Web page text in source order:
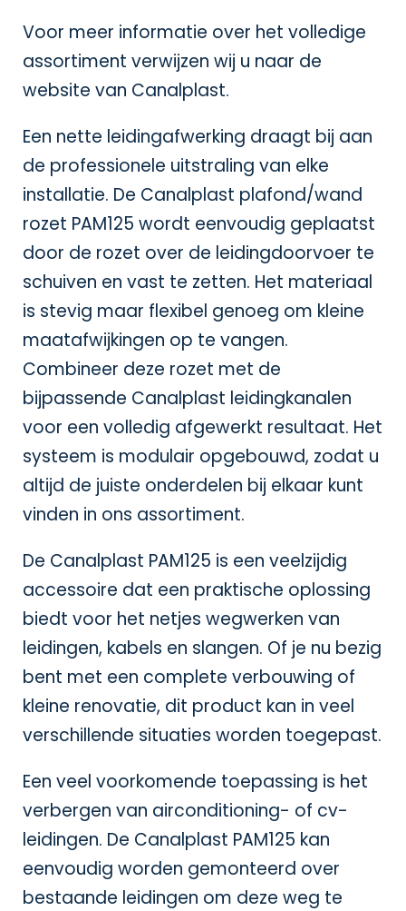
Voor meer informatie over het volledige
assortiment verwijzen wij u naar de
website van Canalplast.
Een nette leidingafwerking draagt bij aan
de professionele uitstraling van elke
installatie. De Canalplast plafond/wand
rozet PAM125 wordt eenvoudig geplaatst
door de rozet over de leidingdoorvoer te
schuiven en vast te zetten. Het materiaal
is stevig maar flexibel genoeg om kleine
maatafwijkingen op te vangen.
Combineer deze rozet met de
bijpassende Canalplast leidingkanalen
voor een volledig afgewerkt resultaat. Het
systeem is modulair opgebouwd, zodat u
altijd de juiste onderdelen bij elkaar kunt
vinden in ons assortiment.
De Canalplast PAM125 is een veelzijdig
accessoire dat een praktische oplossing
biedt voor het netjes wegwerken van
leidingen, kabels en slangen. Of je nu bezig
bent met een complete verbouwing of
kleine renovatie, dit product kan in veel
verschillende situaties worden toegepast.
Een veel voorkomende toepassing is het
verbergen van airconditioning- of cv-
leidingen. De Canalplast PAM125 kan
eenvoudig worden gemonteerd over
bestaande leidingen om deze weg te